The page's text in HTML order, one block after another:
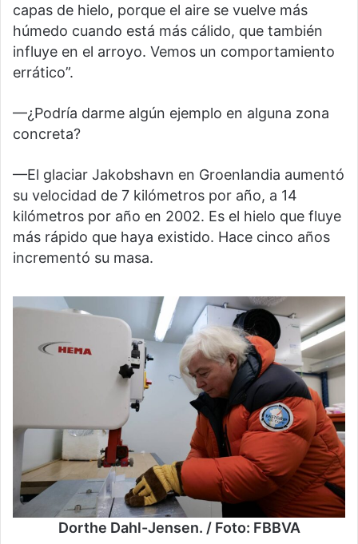
capas de hielo, porque el aire se vuelve más
húmedo cuando está más cálido, que también
influye en el arroyo. Vemos un comportamiento
errático”.
—¿Podría darme algún ejemplo en alguna zona
concreta?
—El glaciar Jakobshavn en Groenlandia aumentó
su velocidad de 7 kilómetros por año, a 14
kilómetros por año en 2002. Es el hielo que fluye
más rápido que haya existido. Hace cinco años
incrementó su masa.
Dorthe Dahl-Jensen. / Foto: FBBVA